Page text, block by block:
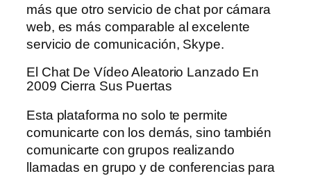
más que otro servicio de chat por cámara
web, es más comparable al excelente
servicio de comunicación, Skype.
El Chat De Vídeo Aleatorio Lanzado En
2009 Cierra Sus Puertas
Esta plataforma no solo te permite
comunicarte con los demás, sino también
comunicarte con grupos realizando
llamadas en grupo y de conferencias para